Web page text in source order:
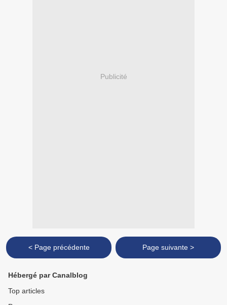
Publicité
< Page précédente Page suivante >
Hébergé par Canalblog
Top articles